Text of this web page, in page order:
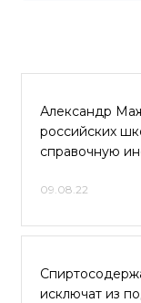
Александр
российских
справочную
09.08.22
исключат из